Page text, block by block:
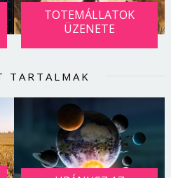
TOTEMÁLLATOK
ÜZENETE
TARTALMAK